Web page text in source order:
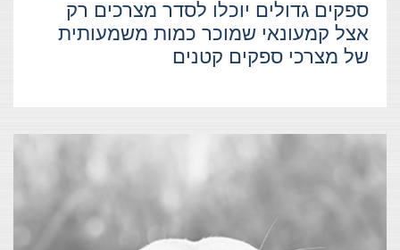
ספקים גדולים יוכלו לסדר מצרכים רק
אצל קמעונאי שמוכר כמות משמעותית
של מצרכי ספקים קטנים